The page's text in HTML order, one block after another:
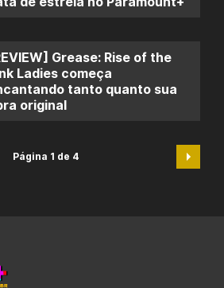
Grease: Rise of the
Ladies começa
tanto quanto sua
original
Página 1 de 4